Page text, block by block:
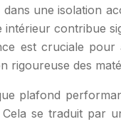
une isolation
intérieur contribue
est cruciale pour
rigoureuse des
plafond
Cela se traduit par